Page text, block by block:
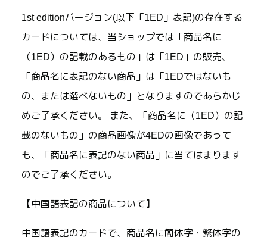
1st editionバージョン(以下「1ED」表記)の存在する
カードについては、当ショップでは「商品名に
（1ED）の記載のあるもの」は「1ED」の販売、
「商品名に表記のない商品」は「1EDではないも
の、または選べないもの」となりますのであらかじ
めご了承ください。 また、「商品名に（1ED）の記
載のないもの」の商品画像が4EDの画像であって
も、「商品名に表記のない商品」に当てはまります
のでご了承ください。
【中国語表記の商品について】
中国語表記のカードで、商品名に簡体字・繁体字の